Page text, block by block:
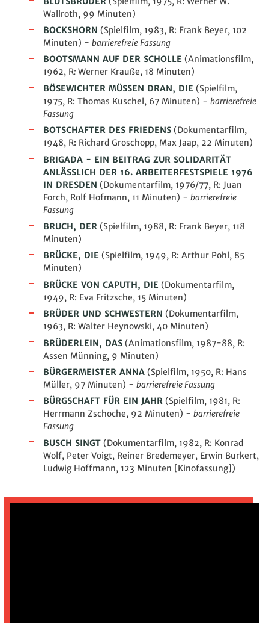
Wallroth, 99 Minuten)
BOCKSHORN (Spielfilm, 1983, R: Frank Beyer, 102
Minuten) - barrierefreie Fassung
BOOTSMANN AUF DER SCHOLLE (Animationsfilm,
1962, R: Werner Krauße, 18 Minuten)
BÖSEWICHTER MÜSSEN DRAN, DIE (Spielfilm,
1975, R: Thomas Kuschel, 67 Minuten) - barrierefreie
Fassung
BOTSCHAFTER DES FRIEDENS (Dokumentarfilm,
1948, R: Richard Groschopp, Max Jaap, 22 Minuten)
BRIGADA - EIN BEITRAG ZUR SOLIDARITÄT
ANLÄSSLICH DER 16. ARBEITERFESTSPIELE 1976
IN DRESDEN (Dokumentarfilm, 1976/77, R: Juan
Forch, Rolf Hofmann, 11 Minuten) - barrierefreie
Fassung
BRUCH, DER (Spielfilm, 1988, R: Frank Beyer, 118
Minuten)
BRÜCKE, DIE (Spielfilm, 1949, R: Arthur Pohl, 85
Minuten)
BRÜCKE VON CAPUTH, DIE (Dokumentarfilm,
1949, R: Eva Fritzsche, 15 Minuten)
BRÜDER UND SCHWESTERN (Dokumentarfilm,
1963, R: Walter Heynowski, 40 Minuten)
BRÜDERLEIN, DAS (Animationsfilm, 1987-88, R:
Assen Münning, 9 Minuten)
BÜRGERMEISTER ANNA (Spielfilm, 1950, R: Hans
Müller, 97 Minuten) - barrierefreie Fassung
BÜRGSCHAFT FÜR EIN JAHR (Spielfilm, 1981, R:
Herrmann Zschoche, 92 Minuten) - barrierefreie
Fassung
BUSCH SINGT (Dokumentarfilm, 1982, R: Konrad
Wolf, Peter Voigt, Reiner Bredemeyer, Erwin Burkert,
Ludwig Hoffmann, 123 Minuten [Kinofassung])